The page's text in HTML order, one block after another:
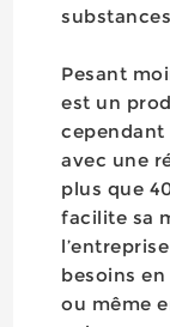
Pesant
est un
avec une
plus que
facilite sa
besoins
ou même